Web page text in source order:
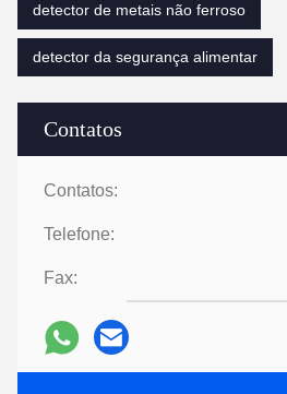
Contatos
Contatos:
Telefone:
Fax:
detector de metais não ferroso
detector da segurança alimentar